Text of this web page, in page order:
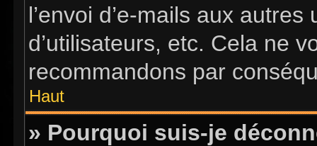
l’envoi d’e-mails aux
d’utilisateurs, etc. Cela ne
recommandons par
Haut
» Pourquoi suis-je